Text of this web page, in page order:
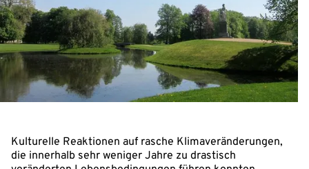
Kulturelle Reaktionen auf rasche Klimaveränderungen,
die innerhalb sehr weniger Jahre zu drastisch